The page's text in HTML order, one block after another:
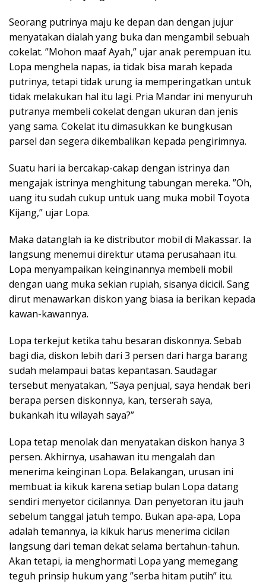
Seorang putrinya maju ke depan dan dengan jujur
menyatakan dialah yang buka dan mengambil sebuah
cokelat. ”Mohon maaf Ayah,” ujar anak perempuan itu.
Lopa menghela napas, ia tidak bisa marah kepada
putrinya, tetapi tidak urung ia memperingatkan untuk
tidak melakukan hal itu lagi. Pria Mandar ini menyuruh
putranya membeli cokelat dengan ukuran dan jenis
yang sama. Cokelat itu dimasukkan ke bungkusan
parsel dan segera dikembalikan kepada pengirimnya.
Suatu hari ia bercakap-cakap dengan istrinya dan
mengajak istrinya menghitung tabungan mereka. ”Oh,
uang itu sudah cukup untuk uang muka mobil Toyota
Kijang,” ujar Lopa.
Maka datanglah ia ke distributor mobil di Makassar. Ia
langsung menemui direktur utama perusahaan itu.
Lopa menyampaikan keinginannya membeli mobil
dengan uang muka sekian rupiah, sisanya dicicil. Sang
dirut menawarkan diskon yang biasa ia berikan kepada
kawan-kawannya.
Lopa terkejut ketika tahu besaran diskonnya. Sebab
bagi dia, diskon lebih dari 3 persen dari harga barang
sudah melampaui batas kepantasan. Saudagar
tersebut menyatakan, ”Saya penjual, saya hendak beri
berapa persen diskonnya, kan, terserah saya,
bukankah itu wilayah saya?”
Lopa tetap menolak dan menyatakan diskon hanya 3
persen. Akhirnya, usahawan itu mengalah dan
menerima keinginan Lopa. Belakangan, urusan ini
membuat ia kikuk karena setiap bulan Lopa datang
sendiri menyetor cicilannya. Dan penyetoran itu jauh
sebelum tanggal jatuh tempo. Bukan apa-apa, Lopa
adalah temannya, ia kikuk harus menerima cicilan
langsung dari teman dekat selama bertahun-tahun.
Akan tetapi, ia menghormati Lopa yang memegang
teguh prinsip hukum yang ”serba hitam putih” itu.